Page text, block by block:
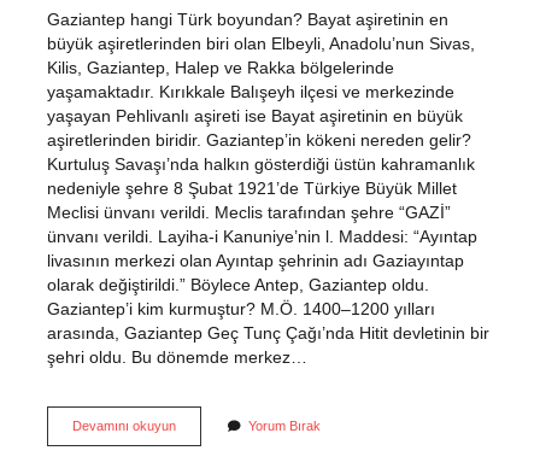
Gaziantep hangi Türk boyundan? Bayat aşiretinin en
büyük aşiretlerinden biri olan Elbeyli, Anadolu’nun Sivas,
Kilis, Gaziantep, Halep ve Rakka bölgelerinde
yaşamaktadır. Kırıkkale Balışeyh ilçesi ve merkezinde
yaşayan Pehlivanlı aşireti ise Bayat aşiretinin en büyük
aşiretlerinden biridir. Gaziantep’in kökeni nereden gelir?
Kurtuluş Savaşı’nda halkın gösterdiği üstün kahramanlık
nedeniyle şehre 8 Şubat 1921’de Türkiye Büyük Millet
Meclisi ünvanı verildi. Meclis tarafından şehre “GAZİ”
ünvanı verildi. Layiha-i Kanuniye’nin l. Maddesi: “Ayıntap
livasının merkezi olan Ayıntap şehrinin adı Gaziayıntap
olarak değiştirildi.” Böylece Antep, Gaziantep oldu.
Gaziantep’i kim kurmuştur? M.Ö. 1400–1200 yılları
arasında, Gaziantep Geç Tunç Çağı’nda Hitit devletinin bir
şehri oldu. Bu dönemde merkez…
Devamını okuyunGaziantep
Hangi
Yorum Bırak